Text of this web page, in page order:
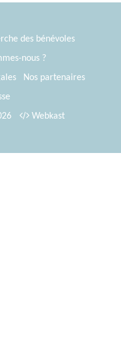
des bénévoles
nous ?
Nos partenaires
Webkast